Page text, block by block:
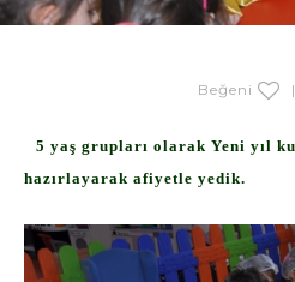
Beğeni
5 yaş grupları olarak Yeni yıl
hazırlayarak afiyetle yedik.